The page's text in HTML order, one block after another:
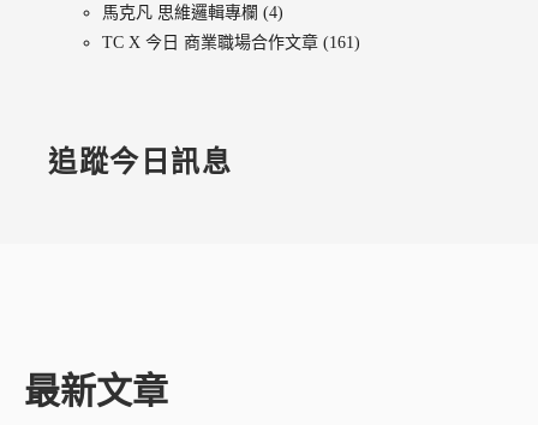
馬克凡 思維邏輯專欄 (4)
TC X 今日 商業職場合作文章 (161)
追蹤今日訊息
最新文章